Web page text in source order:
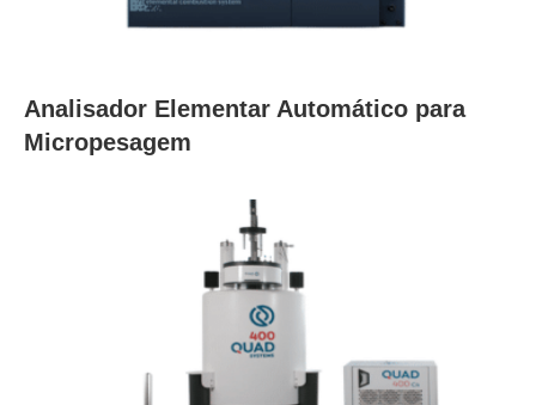
Analisador Elementar Automático para
Micropesagem